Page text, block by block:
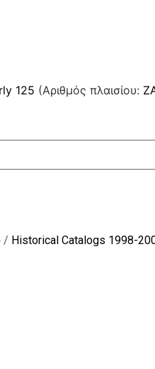
125 (Αριθμός πλαισίου:
/ Historical Catalogs 1998-